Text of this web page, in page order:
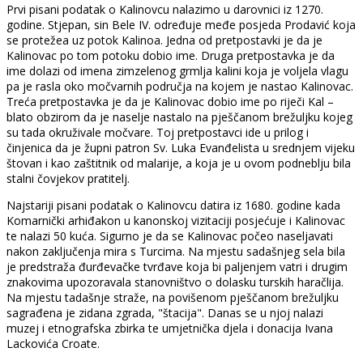
Prvi pisani podatak o Kalinovcu nalazimo u darovnici iz 1270.
godine. Stjepan, sin Bele IV. određuje međe posjeda Prodavić koja
se protežea uz potok Kalinoa. Jedna od pretpostavki je da je
Kalinovac po tom potoku dobio ime. Druga pretpostavka je da
ime dolazi od imena zimzelenog grmlja kalini koja je voljela vlagu
pa je rasla oko močvarnih područja na kojem je nastao Kalinovac.
Treća pretpostavka je da je Kalinovac dobio ime po riječi Kal –
blato obzirom da je naselje nastalo na pješčanom brežuljku kojeg
su tada okruživale močvare. Toj pretpostavci ide u prilog i
činjenica da je župni patron Sv. Luka Evanđelista u srednjem vijeku
štovan i kao zaštitnik od malarije, a koja je u ovom podneblju bila
stalni čovjekov pratitelj.
Najstariji pisani podatak o Kalinovcu datira iz 1680. godine kada
Komarnički arhiđakon u kanonskoj vizitaciji posjećuje i Kalinovac
te nalazi 50 kuća. Sigurno je da se Kalinovac počeo naseljavati
nakon zaključenja mira s Turcima. Na mjestu sadašnjeg sela bila
je predstraža đurđevačke tvrđave koja bi paljenjem vatri i drugim
znakovima upozoravala stanovništvo o dolasku turskih haračlija.
Na mjestu tadašnje straže, na povišenom pješčanom brežuljku
sagrađena je zidana zgrada, "štacija". Danas se u njoj nalazi
muzej i etnografska zbirka te umjetnička djela i donacija Ivana
Lackovića Croate.